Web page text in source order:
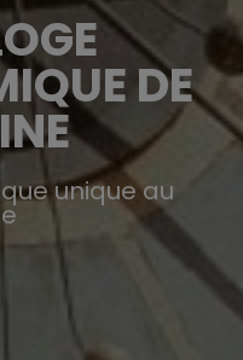
DE
unique au